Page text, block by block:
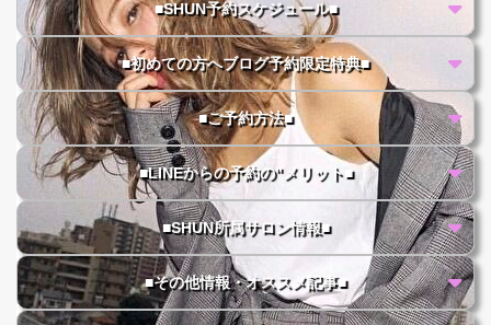
■SHUN予約スケジュール■
■初めての方へブログ予約限定特典■
■ご予約方法■
■LINEからの予約の"メリット■
■SHUN所属サロン情報■
■その他情報・オススメ記事■